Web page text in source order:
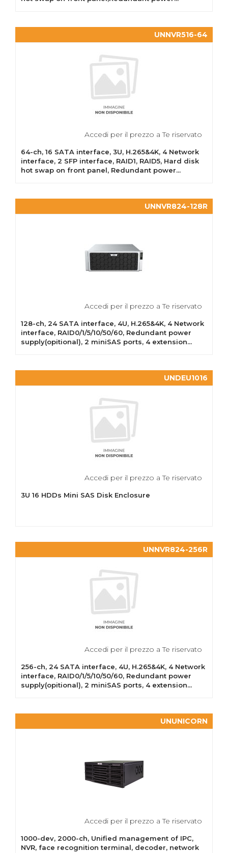
UNNVR516-64
Accedi per il prezzo a Te riservato
64-ch, 16 SATA interface, 3U, H.265&4K, 4 Network
interface, 2 SFP interface, RAID1, RAID5, Hard disk
hot swap on front panel, Redundant power...
UNNVR824-128R
Accedi per il prezzo a Te riservato
128-ch, 24 SATA interface, 4U, H.265&4K, 4 Network
interface, RAID0/1/5/10/50/60, Redundant power
supply(opitional), 2 miniSAS ports, 4 extension...
UNDEU1016
Accedi per il prezzo a Te riservato
3U 16 HDDs Mini SAS Disk Enclosure
UNNVR824-256R
Accedi per il prezzo a Te riservato
256-ch, 24 SATA interface, 4U, H.265&4K, 4 Network
interface, RAID0/1/5/10/50/60, Redundant power
supply(opitional), 2 miniSAS ports, 4 extension...
UNUNICORN
Accedi per il prezzo a Te riservato
1000-dev, 2000-ch, Unified management of IPC,
NVR, face recognition terminal, decoder, network